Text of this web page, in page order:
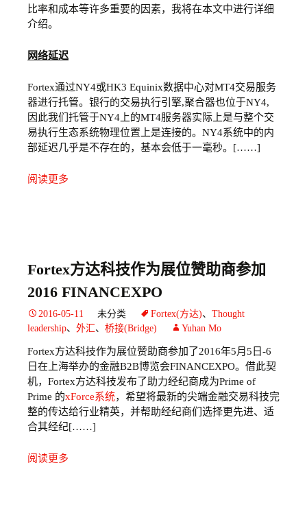
比率和成本等许多重要的因素，我将在本文中进行详细
介绍。
网络延迟
Fortex通过NY4或HK3 Equinix数据中心对MT4交易服务
器进行托管。银行的交易执行引擎,聚合器也位于NY4,
因此我们托管于NY4上的MT4服务器实际上是与整个交
易执行生态系统物理位置上是连接的。NY4系统中的内
部延迟几乎是不存在的，基本会低于一毫秒。[……]
阅读更多
Fortex方达科技作为展位赞助商参加
2016 FINANCEXPO
2016-05-11 未分类 Fortex(方达)、 Thought
leadership、 外汇 、 桥接(Bridge) Yuhan Mo
Fortex方达科技作为展位赞助商参加了2016年5月5日-6
日在上海举办的金融B2B博览会FINANCEXPO。借此契
机，Fortex方达科技发布了助力经纪商成为Prime of
Prime 的xForce系统，希望将最新的尖端金融交易科技完
整的传达给行业精英，并帮助经纪商们选择更先进、适
合其经纪[……]
阅读更多